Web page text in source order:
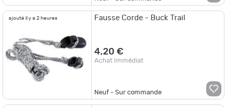
ajouté il y a 2 heures Fausse Corde - Buck Trail
4,20 €
Achat Immédiat
Neuf - Sur commande